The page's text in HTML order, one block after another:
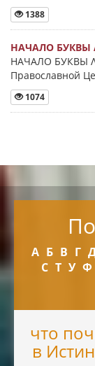
1388
НАЧАЛО БУКВЫ
НАЧАЛО БУКВЫ Λ
Православной
1074
А Б В Г
С Т У Ф
что
в